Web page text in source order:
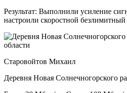
Результат: Выполнили усиление
настроили скоростной безлимитный
Старовойтов Михаил
Деревня Новая Солнечногорского